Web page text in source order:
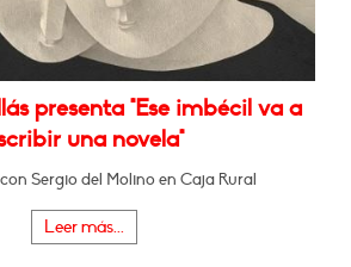
presenta "Ese imbécil va a
una novela"
Sergio del Molino en Caja Rural
Leer más...